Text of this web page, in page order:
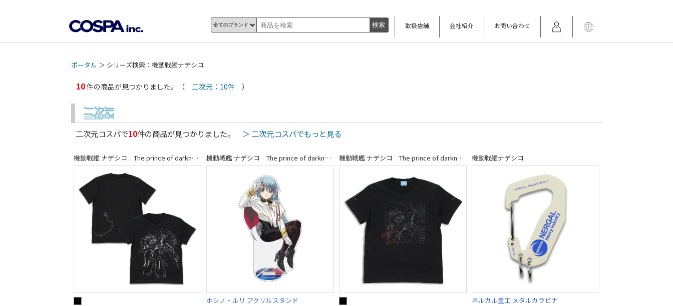
取扱店舗 会社紹介 お問い合わせ
ポータル ＞ シリーズ検索：機動戦艦ナデシコ
10件の商品が見つかりました。（ 二次元：10件 ）
二次元コスパで10件の商品が見つかりました。 ＞ 二次元コスパでもっと見る
機動戦艦 ナデシコ The prince of darkness 機動戦艦 ナデシコ The prince of darkness
ホシノ・ルリ アクリルスタンド
機動戦艦 ナデシコ The prince of darkness 機動戦艦ナデシコ
ネルガル重工 メタルカラビナ